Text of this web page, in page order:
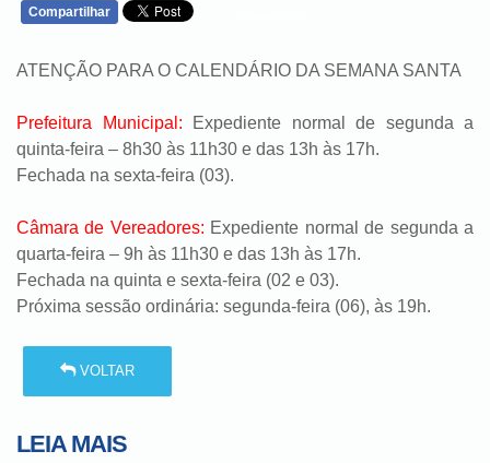
Compartilhar
ATENÇÃO PARA O CALENDÁRIO DA SEMANA SANTA
Prefeitura Municipal:
Expediente normal de segunda a
quinta-feira – 8h30 às 11h30 e das 13h às 17h.
Fechada na sexta-feira (03).
Câmara de Vereadores: Expediente normal de segunda a
quarta-feira – 9h às 11h30 e das 13h às 17h.
Fechada na quinta e sexta-feira (02 e 03).
Próxima sessão ordinária: segunda-feira (06), às 19h.
VOLTAR
LEIA MAIS